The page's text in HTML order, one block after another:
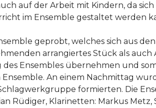
auf der Arbeit mit Kindern, da
im Ensemble gestaltet werden
geprobt, welches sich aus
arrangiertes Stück als
Ensembles übernehmen und
An einem Nachmittag
formierten. Die
Rüdiger, Klarinetten: Markus